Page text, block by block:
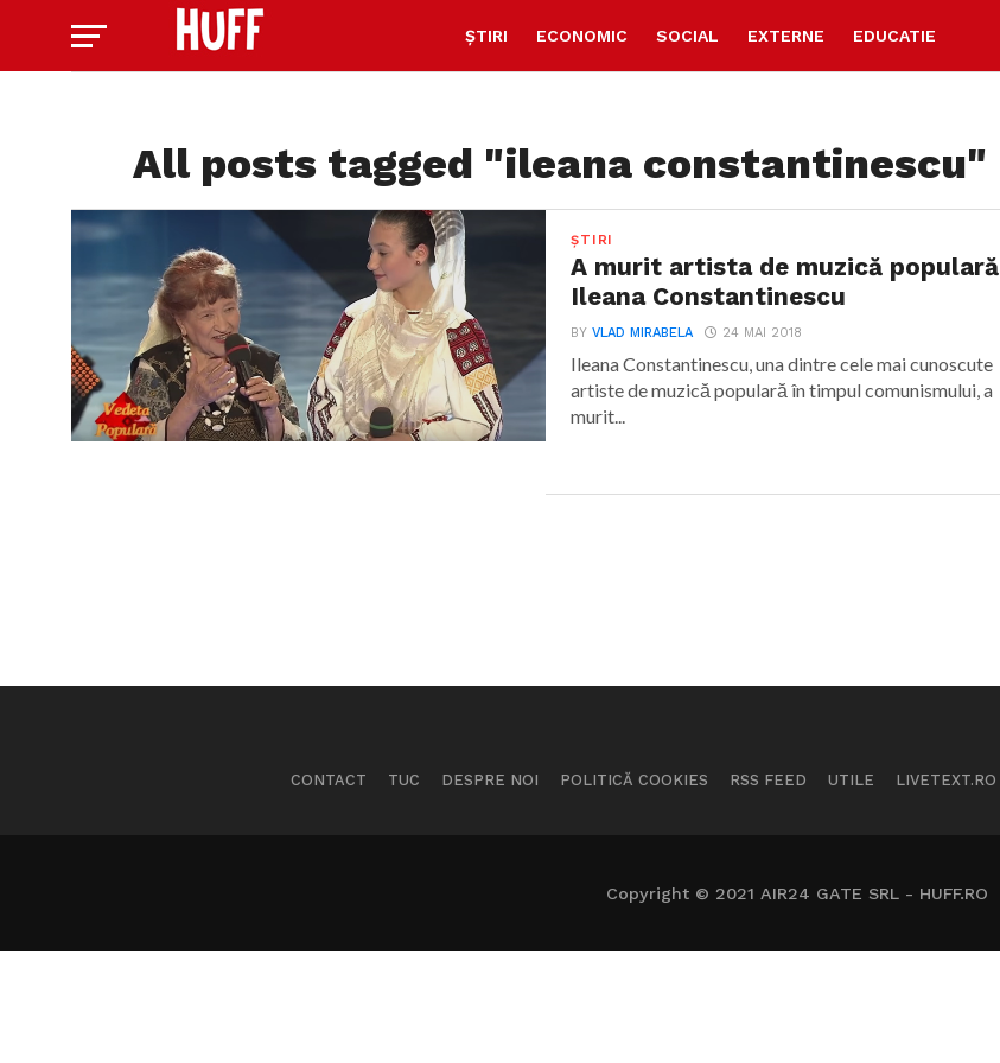
ȘTIRI ECONOMIC SOCIAL EXTERNE EDUCATIE
All posts tagged "ileana constantinescu"
ȘTIRI
A murit artista de muzică populară
Ileana Constantinescu
BYVLAD MIRABELA 24 MAI 2018
Ileana Constantinescu, una dintre cele mai cunoscute
artiste de muzică populară în timpul comunismului, a
murit...
CONTACT TUC DESPRE NOI POLITICĂ COOKIES RSS FEED UTILE LIVETEXT.RO
Copyright © 2021 AIR24 GATE SRL - HUFF.RO